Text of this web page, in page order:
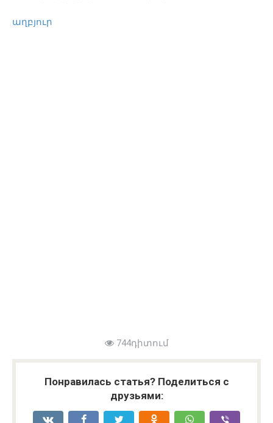
աղբյուր
744դիտում
Понравилась статья? Поделиться с
друзьями: